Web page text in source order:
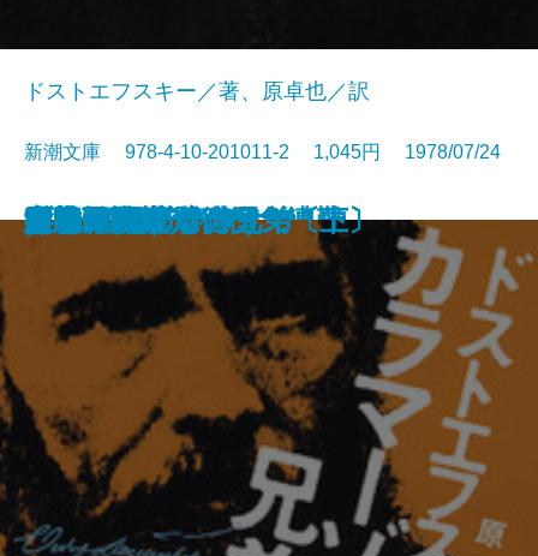
日本百名山
男振
アイガー北壁・気象遭難
男たちのかいた絵
太郎物語(高校編)
四日のあやめ
明治・父・アメリカ
人民は弱し 官吏は強し
文車日記
カラマーゾフの兄弟〔中〕
ドストエフスキー／著、原卓也／訳
新潮文庫 978-4-10-201011-2 1,045円 1978/07/24
カラマーゾフの兄弟〔下〕
カラマーゾフの兄弟〔上〕
ブランコのむこうで
おれに関する噂
忍者丹波大介
女神
零式戦闘機
妄想銀行
愛の年代記
八甲田山死の彷徨